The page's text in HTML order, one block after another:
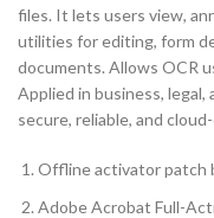
files. It lets users view,
utilities for editing, form
documents. Allows OCR
Applied in business, legal,
secure, reliable, and
Offline activator patch
Adobe Acrobat Full-